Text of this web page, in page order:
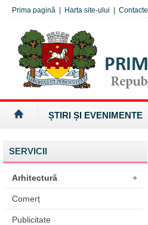
Prima pagină Harta site-ului Contacte
ȘTIRI ȘI EVENIMENTE
SERVICII
Arhitectură +
Comerț
Publicitate